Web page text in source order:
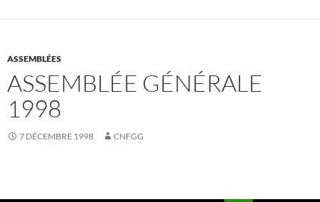
ASSEMBLÉES
ASSEMBLÉE GÉNÉRALE
1998
7 DÉCEMBRE 1998 CNFGG